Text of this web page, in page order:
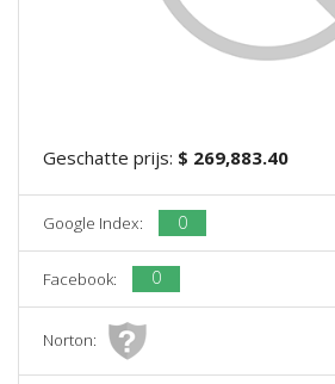
Geschatte prijs: $ 269,883.40
Google Index: 0
Facebook: 0
Norton: